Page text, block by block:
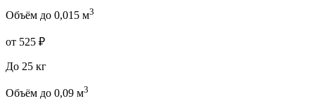
Объём до 0,015 м3
от 525 ₽
До 25 кг
Объём до 0,09 м3